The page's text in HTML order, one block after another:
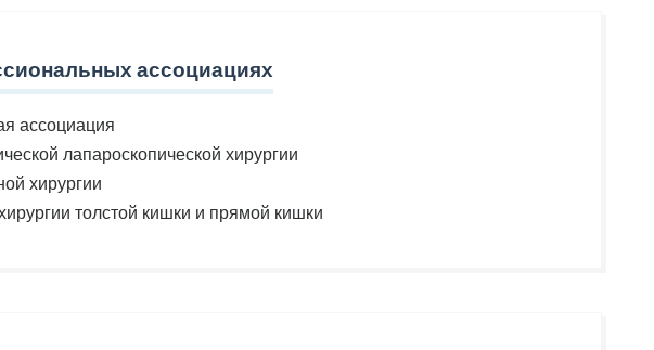
ассоциациях
ассоциация
лапароскопической хирургии
хирургии
толстой кишки и прямой кишки